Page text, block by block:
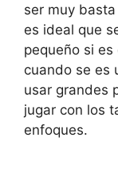
ser muy
es ideal que
pequeño si
cuando se es
usar grandes
jugar con los
enfoques.